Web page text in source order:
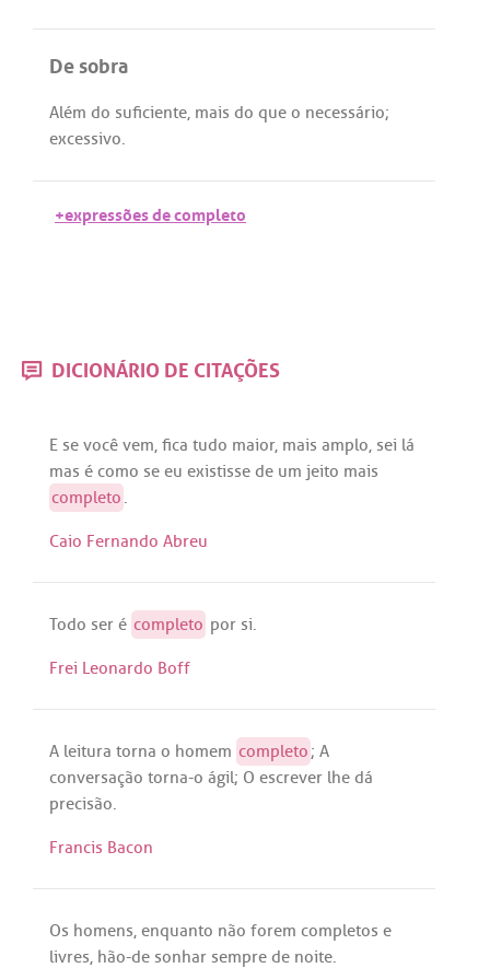
De sobra
Além do suficiente, mais do que o necessário;
excessivo.
+expressões de completo
DICIONÁRIO DE CITAÇÕES
E se você vem, fica tudo maior, mais amplo, sei lá
mas é como se eu existisse de um jeito mais
completo .
Caio Fernando Abreu
Todo ser é completo por si.
Frei Leonardo Boff
A leitura torna o homem completo; A
conversação torna-o ágil; O escrever lhe dá
precisão.
Francis Bacon
Os homens, enquanto não forem completos e
livres, hão-de sonhar sempre de noite.